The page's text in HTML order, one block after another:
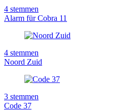
4 stemmen
Alarm für Cobra 11
4 stemmen
Noord Zuid
3 stemmen
Code 37